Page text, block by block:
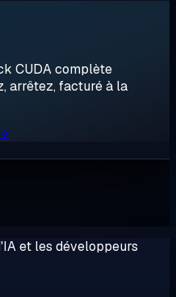
CUDA complète
arrêtez, facturé à la
et les développeurs